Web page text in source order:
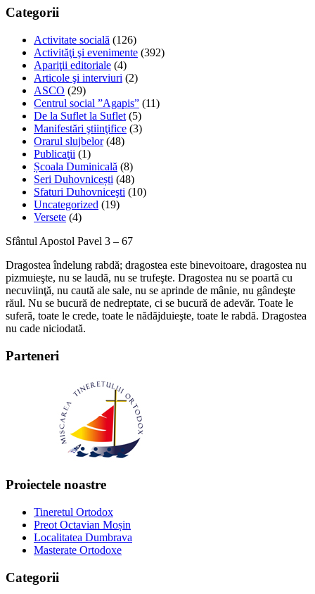
Categorii
Activitate socială (126)
Activităţi şi evenimente (392)
Apariţii editoriale (4)
Articole şi interviuri (2)
ASCO (29)
Centrul social ”Agapis” (11)
De la Suflet la Suflet (5)
Manifestări ştiinţifice (3)
Orarul slujbelor(48)
Publicaţii (1)
Școala Duminicală (8)
Seri Duhovnicești (48)
Sfaturi Duhovniceşti (10)
Uncategorized (19)
Versete (4)
Sfântul Apostol Pavel 3 – 67
Dragostea îndelung rabdă; dragostea este binevoitoare, dragostea nu
pizmuieşte, nu se laudă, nu se trufeşte. Dragostea nu se poartă cu
necuviinţă, nu caută ale sale, nu se aprinde de mânie, nu gândeşte
răul. Nu se bucură de nedreptate, ci se bucură de adevăr. Toate le
suferă, toate le crede, toate le nădăjduieşte, toate le rabdă. Dragostea
nu cade niciodată.
Parteneri
Proiectele noastre
Tineretul Ortodox
Preot Octavian Moșin
Localitatea Dumbrava
Masterate Ortodoxe
Categorii